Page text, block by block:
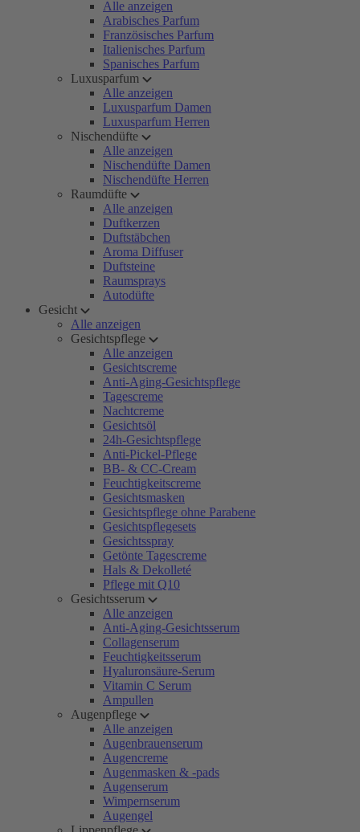
Alle anzeigen
Arabisches Parfum
Französisches Parfum
Italienisches Parfum
Spanisches Parfum
Luxusparfum
Alle anzeigen
Luxusparfum Damen
Luxusparfum Herren
Nischendüfte
Alle anzeigen
Nischendüfte Damen
Nischendüfte Herren
Raumdüfte
Alle anzeigen
Duftkerzen
Duftstäbchen
Aroma Diffuser
Duftsteine
Raumsprays
Autodüfte
Gesicht
Alle anzeigen
Gesichtspflege
Alle anzeigen
Gesichtscreme
Anti-Aging-Gesichtspflege
Tagescreme
Nachtcreme
Gesichtsöl
24h-Gesichtspflege
Anti-Pickel-Pflege
BB- & CC-Cream
Feuchtigkeitscreme
Gesichtsmasken
Gesichtspflege ohne Parabene
Gesichtspflegesets
Gesichtsspray
Getönte Tagescreme
Hals & Dekolleté
Pflege mit Q10
Gesichtsserum
Alle anzeigen
Anti-Aging-Gesichtsserum
Collagenserum
Feuchtigkeitsserum
Hyaluronsäure-Serum
Vitamin C Serum
Ampullen
Augenpflege
Alle anzeigen
Augenbrauenserum
Augencreme
Augenmasken & -pads
Augenserum
Wimpernserum
Augengel